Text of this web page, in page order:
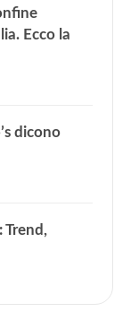
Ecco la
dicono
Trend,